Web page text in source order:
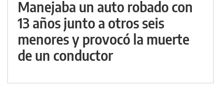
Manejaba un auto robado con
13 años junto a otros seis
menores y provocó la muerte
de un conductor